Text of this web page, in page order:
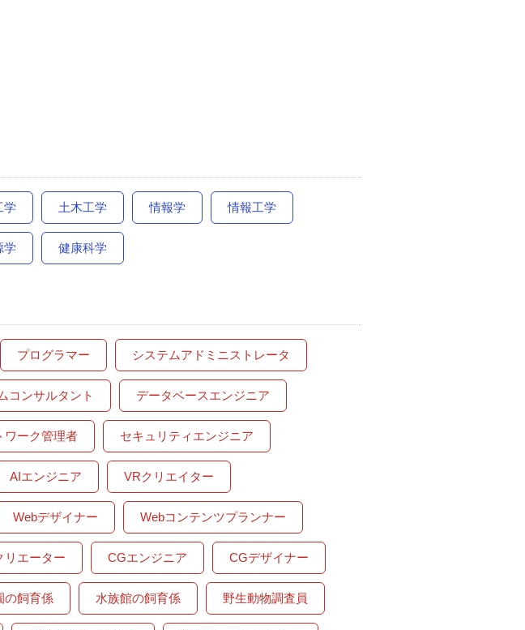
学 土木工学 情報学 情報工学
学 健康科学
プログラマー システムアドミニストレータ
コンサルタント データベースエンジニア
ワーク管理者 セキュリティエンジニア
AIエンジニア VRクリエイター
Webデザイナー Webコンテンツプランナー
リエーター CGエンジニア CGデザイナー
の飼育係 水族館の飼育係 野生動物調査員